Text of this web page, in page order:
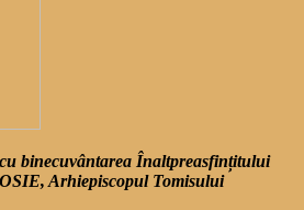
binecuvântarea Înaltpreasfințitului
Arhiepiscopul Tomisului